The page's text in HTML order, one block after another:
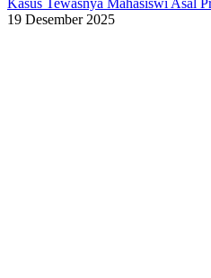
Kasus Tewasnya Mahasiswi Asal
19 Desember 2025